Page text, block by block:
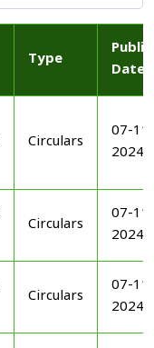
Type
Date
Circulars
07-11-
2024
Circulars
07-11-
2024
Circulars
07-11-
2024